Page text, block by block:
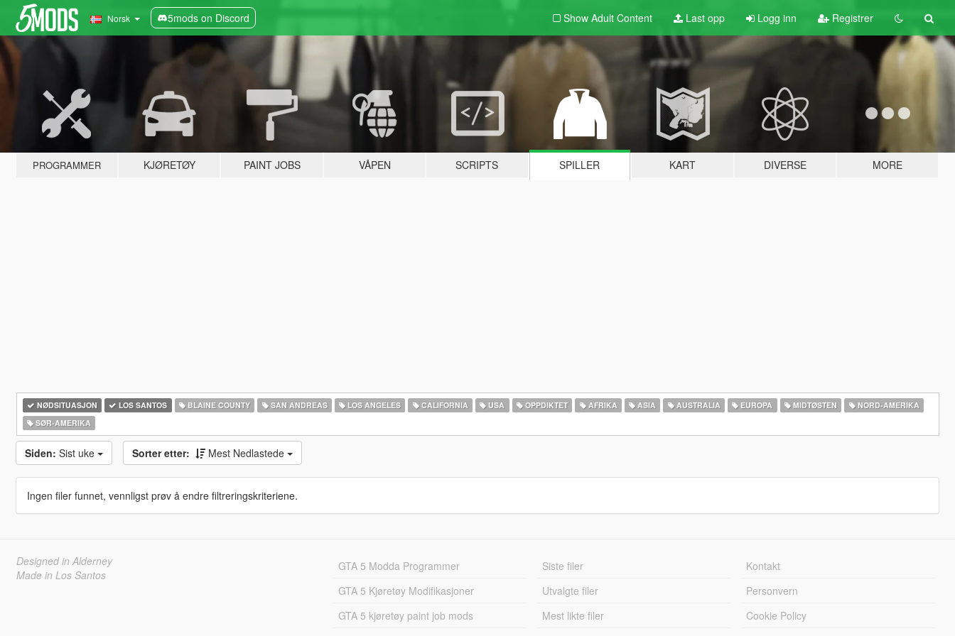
Norsk 5mods on Discord Show Adult Content Last opp Logg inn Registrer
PROGRAMMER KJØRETØY PAINT JOBS VÅPEN SCRIPTS SPILLER KART DIVERSE MORE
NØDSITUASJON LOS SANTOS BLAINE COUNTY SAN ANDREAS LOS ANGELES CALIFORNIA USA OPPDIKTET AFRIKA ASIA AUSTRALIA EUROPA MIDTØSTEN
NORD-AMERIKA‎
SØR-AMERIKA‎
Siden: Sist uke Sorter etter: Mest Nedlastede
Ingen filer funnet, vennligst prøv å endre filtreringskriteriene.
Designed in Alderney
Made in Los Santos
GTA 5 Modda Programmer
GTA 5 Kjøretøy Modifikasjoner
GTA 5 kjøretøy paint job mods
Siste filer
Utvalgte filer
Mest likte filer
Kontakt
Personvern
Cookie Policy